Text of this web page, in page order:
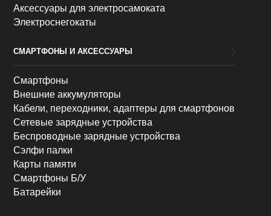
Аксессуары для электросамоката
Электроснегокаты
СМАРТФОНЫ И АКСЕССУАРЫ
Смартфоны
Внешние аккумуляторы
Кабели, переходники, адаптеры для смартфонов
Сетевые зарядные устройства
Беспроводные зарядные устройства
Сэлфи палки
Карты памяти
Смартфоны Б/У
Батарейки